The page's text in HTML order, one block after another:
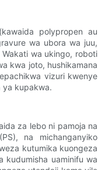
polypropen au
wa ubora wa juu,
wa ukingo, roboti
kwa joto, hushikamana
vizuri kwenye
ya kupakwa.
za lebo ni pamoja na
na michanganyiko
kutumika kuongeza
kudumisha uaminifu wa